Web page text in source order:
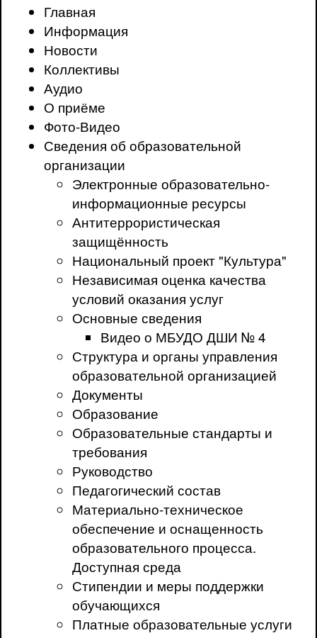
Главная
Информация
Новости
Коллективы
Аудио
О приёме
Фото-Видео
Сведения об образовательной
организации
Электронные образовательно-
информационные ресурсы
Антитеррористическая
защищённость
Национальный проект "Культура"
Независимая оценка качества
условий оказания услуг
Основные сведения
Видео о МБУДО ДШИ № 4
Структура и органы управления
образовательной организацией
Документы
Образование
Образовательные стандарты и
требования
Руководство
Педагогический состав
Материально-техническое
обеспечение и оснащенность
образовательного процесса.
Доступная среда
Стипендии и меры поддержки
обучающихся
Платные образовательные услуги